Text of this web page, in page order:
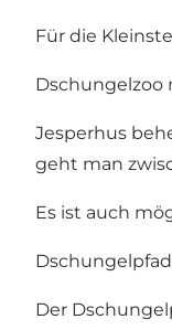
Für die
Dschungelzoo
Jesperhus
geht man
Es ist auch
Der